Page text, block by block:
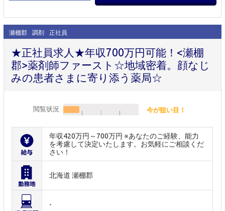
瀬棚郡 調剤 正社員
★正社員求人★年収700万円可能！<瀬棚
郡>薬剤師ファースト☆地域密着。顔なじ
みの患者さまに寄り添う薬局☆
閲覧状況 今が狙い目！
年収420万円～700万円 ※あなたのご経験、能力
を考慮して決定いたします。お気軽にご相談くだ
さい！
北海道 瀬棚郡
-